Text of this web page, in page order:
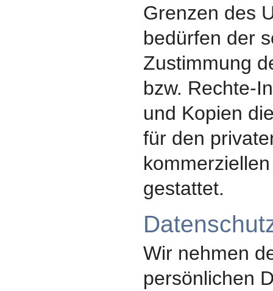
Grenzen des
bedürfen der
Zustimmung
bzw. Rechte-
und Kopien
für den
gestattet.
Wir nehmen
persönlichen